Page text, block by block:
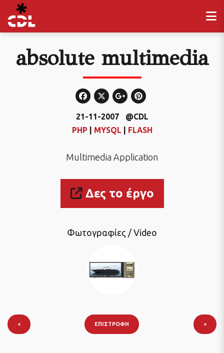
absolute multimedia
21-11-2007
@CDL
PHP
MYSQL FLASH
Multimedia Application
Δες το έργο
Φωτογραφίες / Video
< ΕΠΙΣΤΡΟΦΉ >